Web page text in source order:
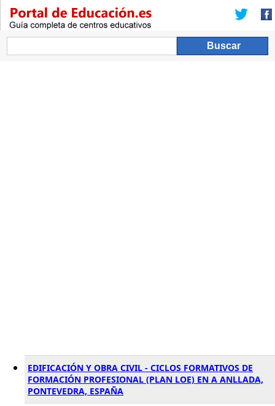
EDIFICACIÓN Y OBRA CIVIL - CICLOS FORMATIVOS DE
FORMACIÓN PROFESIONAL (PLAN LOE) EN A ANLLADA,
PONTEVEDRA, ESPAÑA